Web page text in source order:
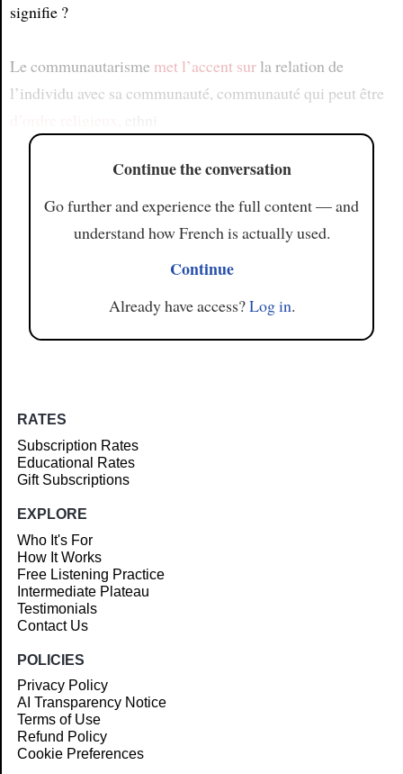
signifie ?
Le communautarisme met l’accent surla relation de
l’individu avec sa communauté, communauté qui peut être
Continue the conversation
Go further and experience the full content — and
understand how French is actually used.
Continue
Already have access?Log in.
RATES
Subscription Rates
Educational Rates
Gift Subscriptions
EXPLORE
Who It's For
How It Works
Free Listening Practice
Intermediate Plateau
Testimonials
Contact Us
POLICIES
Privacy Policy
AI Transparency Notice
Terms of Use
Refund Policy
Cookie Preferences